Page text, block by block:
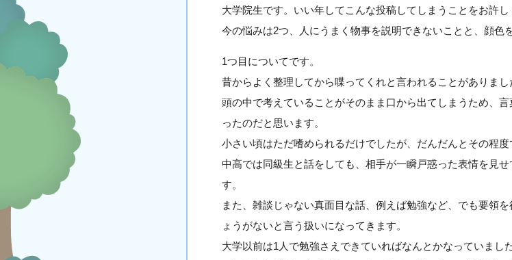
大学院生です。いい年してこんな投稿してしまうことをお許し
今の悩みは2つ、人にうまく物事を説明できないことと、顔色
1つ目についてです。
昔からよく整理してから喋ってくれと言われることがありまし
頭の中で考えていることがそのまま口から出てしまうため、
ったのだと思います。
小さい頃はただ嗜められるだけでしたが、だんだんとその程度
中高では同級生と話をしても、相手が一瞬戸惑った表情を見
す。
また、雑談じゃない真面目な話、例えば勉強など、でも要領
ょうがないと言う扱いになってきます。
大学以前は1人で勉強さえできていればなんとかなっていました